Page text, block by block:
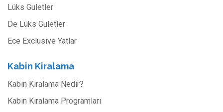
Lüks Guletler
De Lüks Guletler
Ece Exclusive Yatlar
Kabin Kiralama
Kabin Kiralama Nedir?
Kabin Kiralama Programları